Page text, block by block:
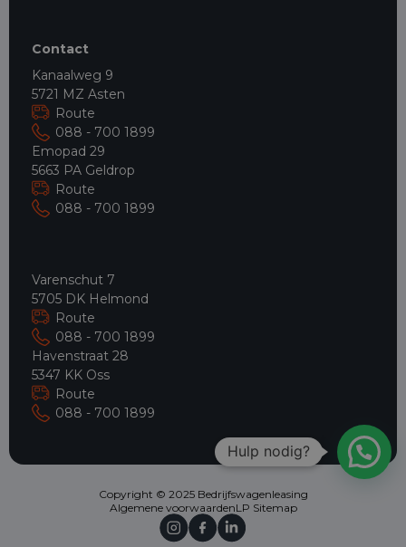
Contact
Kanaalweg 9
5721 MZ Asten
Route
088 - 700 1899
Emopad 29
5663 PA Geldrop
Route
088 - 700 1899
Varenschut 7
5705 DK Helmond
Route
088 - 700 1899
Havenstraat 28
5347 KK Oss
Route
088 - 700 1899
Copyright © 2025 Bedrijfswagenleasing
Algemene voorwaardenLP Sitemap
Hulp nodig?